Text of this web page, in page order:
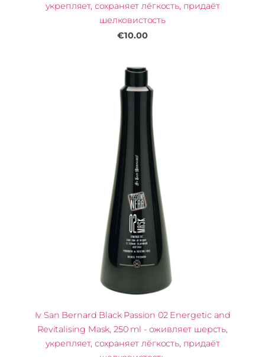
укрепляет, сохраняет лёгкость, придаёт
шелковистость
€10.00
Iv San Bernard Black Passion 02 Energetic and
Revitalising Mask, 250 ml - оживляет шерсть,
укрепляет, сохраняет лёгкость, придаёт